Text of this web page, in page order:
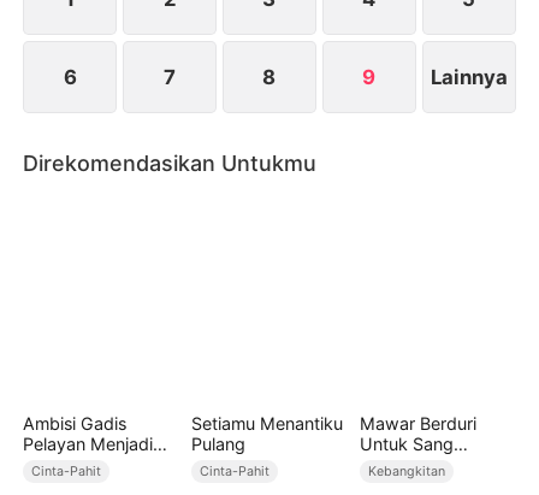
6 7 8 9 Lainnya
Direkomendasikan Untukmu
Ambisi Gadis
Pelayan Menjadi
Ratu
Cinta-Pahit
Setiamu Menantiku
Pulang
Cinta-Pahit
Mawar Berduri
Untuk Sang
Mantan
Kebangkitan